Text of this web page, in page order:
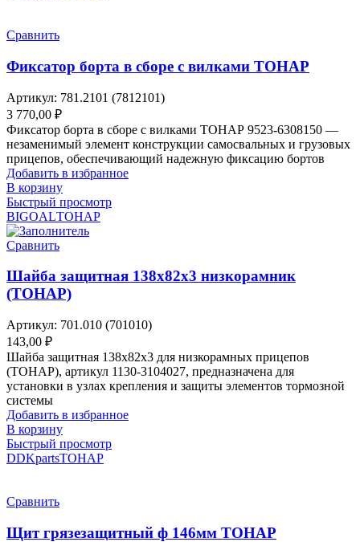
Сравнить
Фиксатор борта в сборе с вилками ТОНАР
Артикул: 781.2101 (7812101)
3 770,00 ₽
Фиксатор борта в сборе с вилками ТОНАР 9523-6308150 —
незаменимый элемент конструкции самосвальных и грузовых
прицепов, обеспечивающий надежную фиксацию бортов
Добавить в избранное
В корзину
Быстрый просмотр
BIGOALТОНАР
Сравнить
Шайба защитная 138х82х3 низкорамник
(ТОНАР)
Артикул: 701.010 (701010)
143,00 ₽
Шайба защитная 138х82х3 для низкорамных прицепов
(ТОНАР), артикул 1130-3104027, предназначена для
установки в узлах крепления и защиты элементов тормозной
системы
Добавить в избранное
В корзину
Быстрый просмотр
DDKpartsТОНАР
Сравнить
Щит грязезащитный ф 146мм ТОНАР